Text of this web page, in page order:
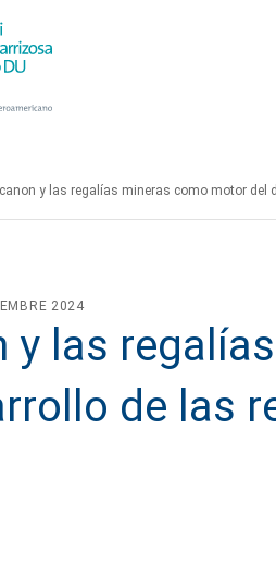
canon y las regalías mineras como motor del
2024
y las
de las